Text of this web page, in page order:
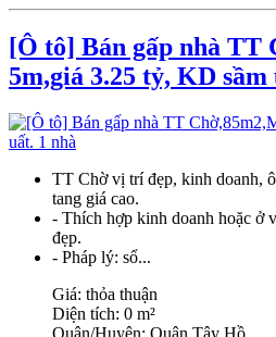
[Ô tô] Bán gấp nhà TT
5m,giá 3.25 tỷ, KD sầm
TT Chờ vị trí đẹp, kinh doanh,
tang giá cao.
- Thích hợp kinh doanh hoặc ở
đẹp.
- Pháp lý: sổ...
Giá: thỏa thuận
Diện tích: 0 m²
Quận/Huyện: Quận Tây Hồ